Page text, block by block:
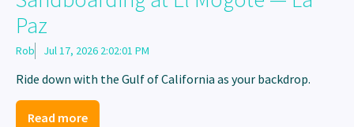
Paz
Rob Jul 17, 2026 2:02:01 PM
Ride down with the Gulf of California as your backdrop.
Read more